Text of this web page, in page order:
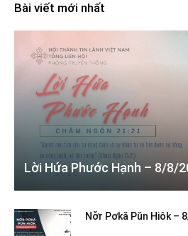
Bài viết mới nhất
Lời Hứa Phước Hạnh – 8/8/
Nơ̆r Pơkă Pŭn Hiôk –